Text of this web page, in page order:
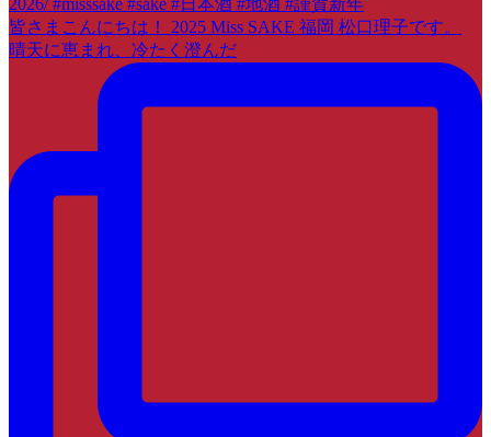
皆さまこんにちは！ 2025 Miss SAKE 福岡 松口理子です。
晴天に恵まれ、冷たく澄んだ